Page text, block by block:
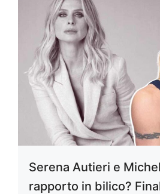
Serena Autieri e
rapporto in bilico?